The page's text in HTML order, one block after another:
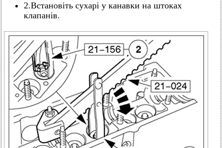
2.Встановіть сухарі у канавки на штоках
клапанів.